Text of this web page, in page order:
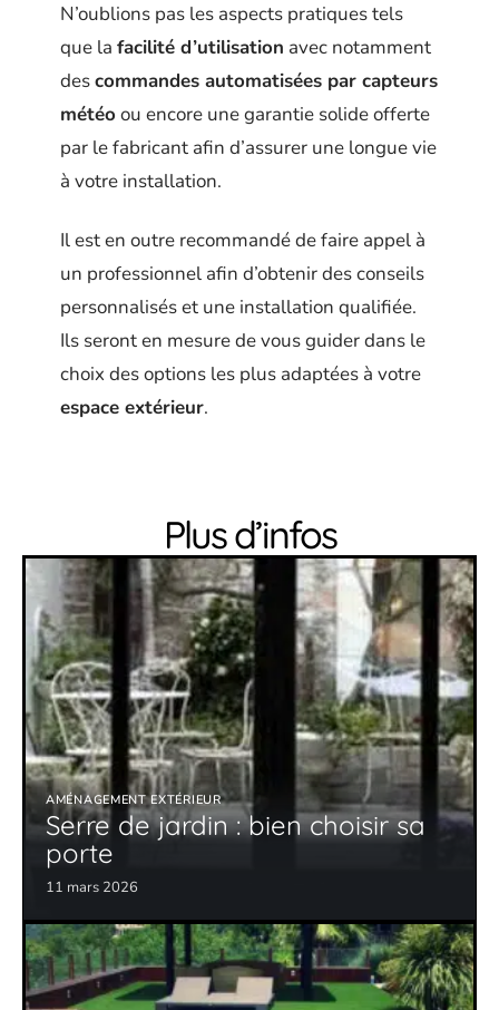
N’oublions pas les aspects pratiques tels
que la facilité d’utilisation avec notamment
descommandes automatisées par capteurs
météo ou encore une garantie solide offerte
par le fabricant afin d’assurer une longue vie
à votre installation.
Il est en outre recommandé de faire appel à
un professionnel afin d’obtenir des conseils
personnalisés et une installation qualifiée.
Ils seront en mesure de vous guider dans le
choix des options les plus adaptées à votre
espace extérieur.
Plus d’infos
AMÉNAGEMENT EXTÉRIEUR
Serre de jardin : bien choisir sa
porte
11 mars 2026